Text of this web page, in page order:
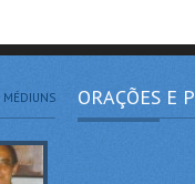
MÉDIUNS ORAÇÕES E